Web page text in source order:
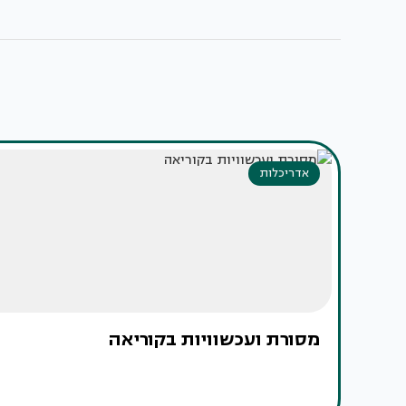
אדריכלות
מסורת ועכשוויות בקוריאה